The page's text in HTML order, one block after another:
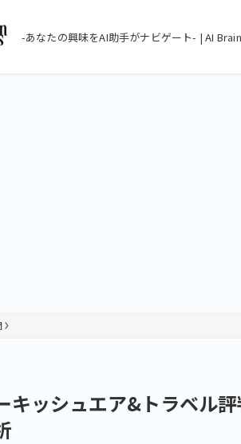
-あなたの興味をAI助手がナビゲート- | AI
キッシュエア&トラベル